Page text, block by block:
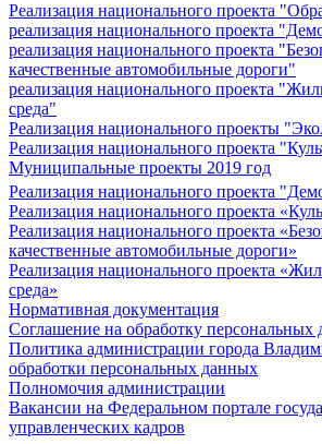
Реализация национального проекта
реализация национального проекта
реализация национального проекта
качественные автомобильные дороги"
реализация национального проекта
среда"
Реализация национального проекты
Реализация национального проекта
Муниципальные проекты 2019 год
Реализация национального проекта
Реализация национального проекта
Реализация национального проекта
качественные автомобильные дороги»
Реализация национального проекта
среда»
Нормативная документация
Соглашение на обработку персональных
Политика администрации города
обработки персональных данных
Полномочия администрации
Вакансии на Федеральном портале
управленческих кадров